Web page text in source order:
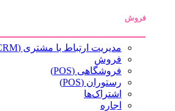
فروش
مدیریت ارتباط با مشتری (CRM)
فروش
فروشگاهی (POS)
رستوران (POS)
اشتراک‌ها
اجاره